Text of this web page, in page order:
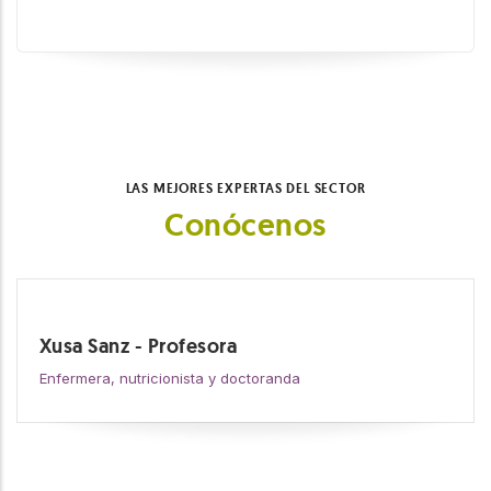
LAS MEJORES EXPERTAS DEL SECTOR
Conócenos
Xusa Sanz - Profesora
Enfermera, nutricionista y doctoranda